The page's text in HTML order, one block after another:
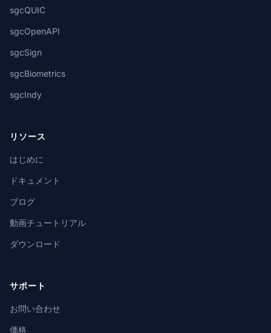
sgcQUIC
sgcOpenAPI
sgcSign
sgcBiometrics
sgcIndy
リソース
はじめに
ドキュメント
ブログ
動画チュートリアル
ダウンロード
サポート
お問い合わせ
価格